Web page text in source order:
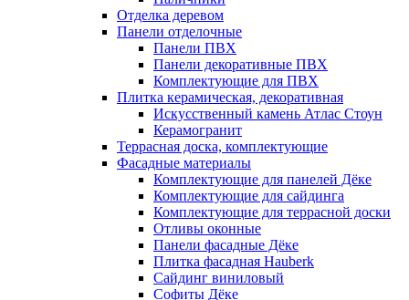
Отделка деревом
Панели отделочные
Панели ПВХ
Панели декоративные ПВХ
Комплектующие для ПВХ
Плитка керамическая, декоративная
Искусственный камень Атлас Стоун
Керамогранит
Террасная доска, комплектующие
Фасадные материалы
Комплектующие для панелей Дёке
Комплектующие для сайдинга
Комплектующие для террасной доски
Отливы оконные
Панели фасадные Дёке
Плитка фасадная Hauberk
Сайдинг виниловый
Софиты Дёке